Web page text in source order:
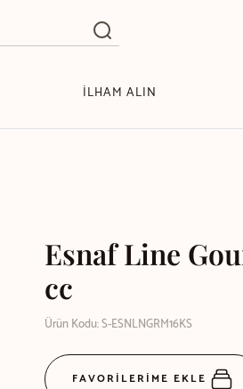
İLHAM ALIN
Esnaf Line
cc
Ürün Kodu: S-ESNLNGRM16KS
FAVORİLERİME EKLE